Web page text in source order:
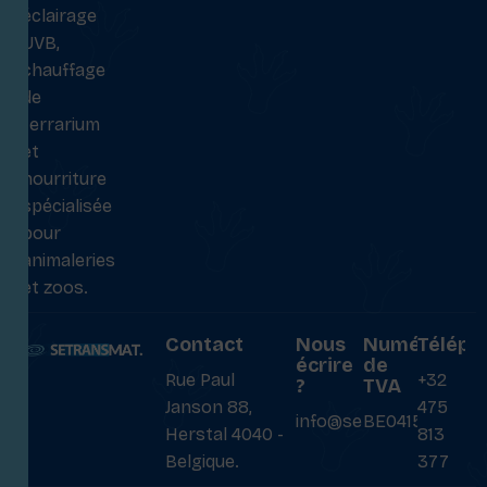
éclairage
UVB,
chauffage
de
terrarium
et
nourriture
spécialisée
pour
animaleries
et zoos.
Contact
Rue Paul
Janson 88,
Herstal 4040 -
Belgique.
Nous
écrire
?
info@setransmat.com
Numéro
de
TVA
BE0415027069
+32
475
813
377